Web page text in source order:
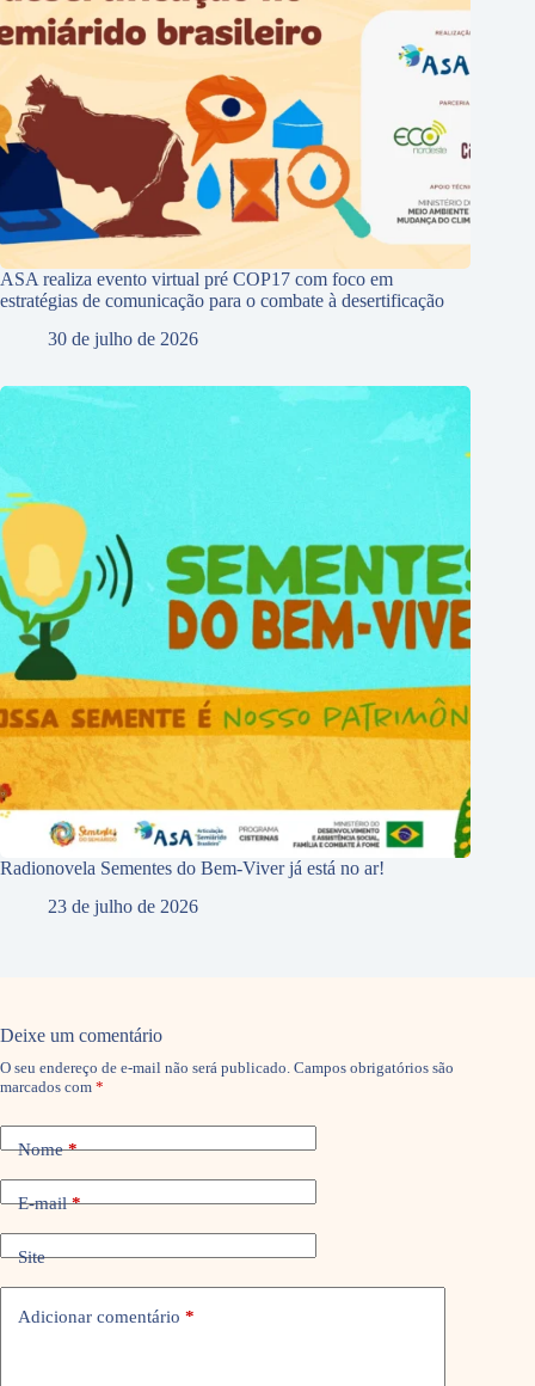
ASA realiza evento virtual pré COP17 com foco em
estratégias de comunicação para o combate à desertificação
30 de julho de 2026
Radionovela Sementes do Bem-Viver já está no ar!
23 de julho de 2026
Deixe um comentário
O seu endereço de e-mail não será publicado. Campos obrigatórios são
marcados com *
Nome*
E-mail*
Site
Adicionar comentário *